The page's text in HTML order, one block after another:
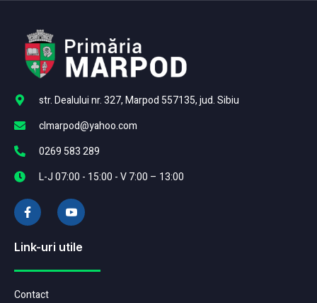
str. Dealului nr. 327, Marpod 557135, jud. Sibiu
clmarpod@yahoo.com
0269 583 289
L-J 07:00 - 15:00 - V 7:00 – 13:00
Link-uri utile
Contact